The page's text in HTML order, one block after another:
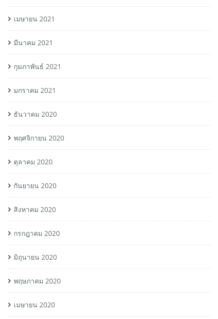
เมษายน 2021
มีนาคม 2021
กุมภาพันธ์ 2021
มกราคม 2021
ธันวาคม 2020
พฤศจิกายน 2020
ตุลาคม 2020
กันยายน 2020
สิงหาคม 2020
กรกฎาคม 2020
มิถุนายน 2020
พฤษภาคม 2020
เมษายน 2020